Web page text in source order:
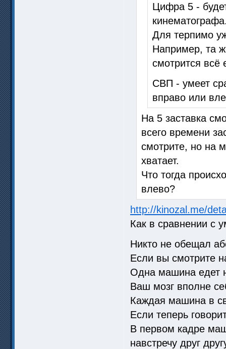
Цифра 5 -
Для терпимо
Например, та
смотрится всё
СВП - умеет
вправо или
На 5 заставка
всего времени
смотрите, но на
хватает.
Что тогда
влево?
http://kinozal.me/
Как в сравнении с
Никто не обещал
Если вы смотрите
Одна машина едет
Ваш мозг вполне
Каждая машина в
Если теперь
В первом кадре
навстречу друг